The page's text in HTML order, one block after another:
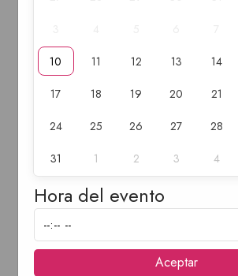
10 11 12 13 14
17 18 19 20 21
24 25 26 27 28
31 1 2 3 4
Hora del evento
Aceptar